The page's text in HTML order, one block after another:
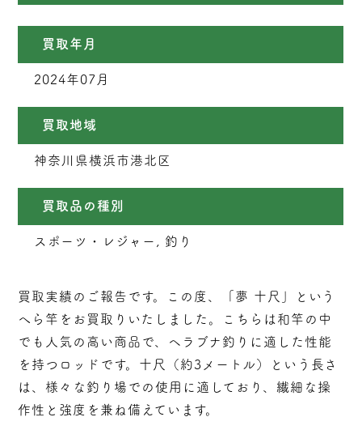
買取年月
2024年07月
買取地域
神奈川県横浜市港北区
買取品の種別
スポーツ・レジャー, 釣り
買取実績のご報告です。この度、「夢 十尺」という
へら竿をお買取りいたしました。こちらは和竿の中
でも人気の高い商品で、ヘラブナ釣りに適した性能
を持つロッドです。十尺（約3メートル）という長さ
は、様々な釣り場での使用に適しており、繊細な操
作性と強度を兼ね備えています。